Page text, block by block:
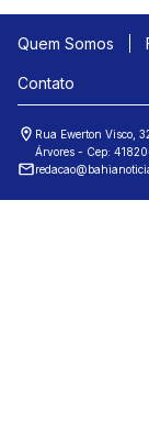
Quem Somos
Contato
Rua Ewerton Visco,
Árvores - Cep: